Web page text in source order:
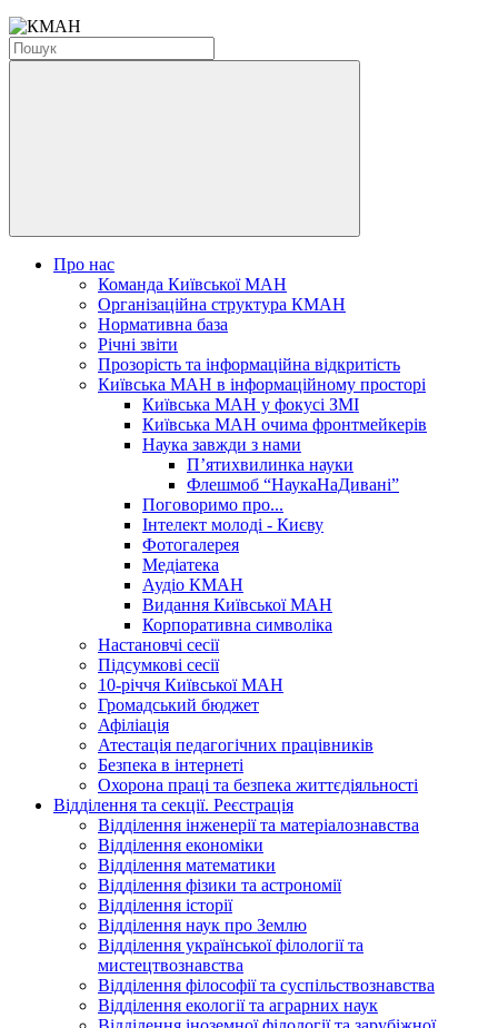
Про нас
Команда Київської МАН
Організаційна структура КМАН
Нормативна база
Річні звіти
Прозорість та інформаційна відкритість
Київська МАН в інформаційному просторі
Київська МАН у фокусі ЗМІ
Київська МАН очима фронтмейкерів
Наука завжди з нами
П’ятихвилинка науки
Флешмоб “НаукаНаДивані”
Поговоримо про...
Інтелект молоді - Києву
Фотогалерея
Медіатека
Аудіо КМАН
Видання Київської МАН
Корпоративна символіка
Настановчі сесії
Підсумкові сесії
10-річчя Київської МАН
Громадський бюджет
Афіліація
Атестація педагогічних працівників
Безпека в інтернеті
Охорона праці та безпека життєдіяльності
Відділення та секції. Реєстрація
Відділення інженерії та матеріалознавства
Відділення економіки
Відділення математики
Відділення фізики та астрономії
Відділення історії
Відділення наук про Землю
Відділення української філології та
мистецтвознавства
Відділення філософії та суспільствознавства
Відділення екології та аграрних наук